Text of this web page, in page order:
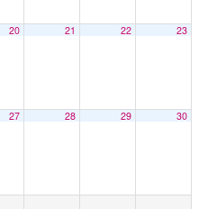
20 21 22 23
27 28 29 30